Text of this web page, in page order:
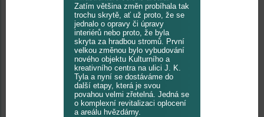
Zatím většina změn probíhala tak
trochu skrytě, ať už proto, že se
jednalo o opravy či úpravy
interiérů nebo proto, že byla
skryta za hradbou stromů. První
velkou změnou bylo vybudování
nového objektu Kulturního a
kreativního centra na ulici J. K.
Tyla a nyní se dostáváme do
další etapy, která je svou
povahou velmi zřetelná. Jedná se
o komplexní revitalizaci oplocení
a areálu hvězdárny.